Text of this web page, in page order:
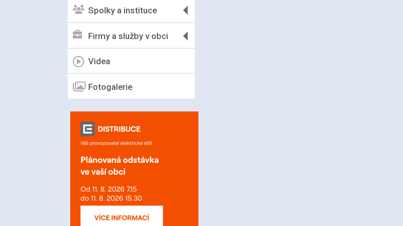
Spolky a instituce
Firmy a služby v obci
Videa
Fotogalerie